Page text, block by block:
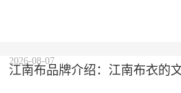
江南布品牌介绍：江南布衣的
2026-08-07